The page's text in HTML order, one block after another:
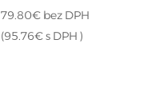
79.80€ bez DPH
(95.76€s DPH )